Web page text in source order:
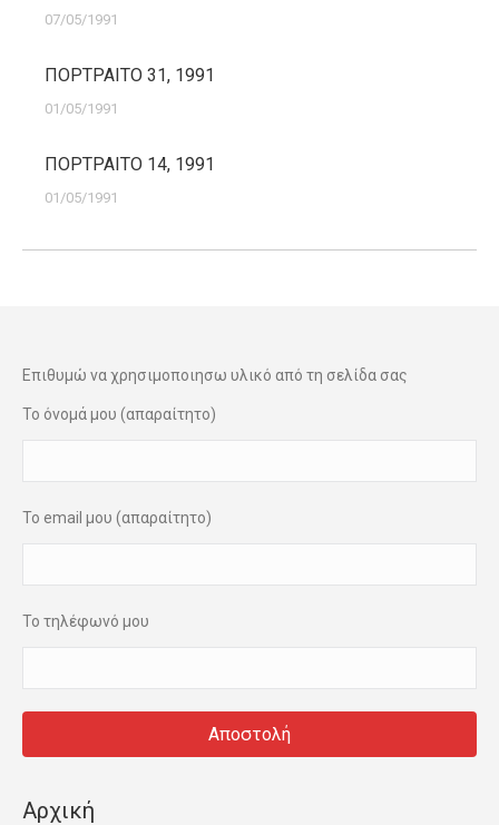
07/05/1991
ΠΟΡΤΡΑΙΤΟ 31, 1991
01/05/1991
ΠΟΡΤΡΑΙΤΟ 14, 1991
01/05/1991
Επιθυμώ να χρησιμοποιησω υλικό από τη σελίδα σας
Το όνομά μου (απαραίτητο)
Το email μου (απαραίτητο)
Το τηλέφωνό μου
Αρχική